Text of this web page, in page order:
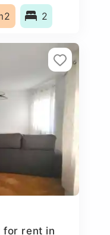
2
for rent in